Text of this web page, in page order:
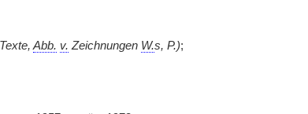
Abb. v. Zeichnungen W.s, P.);